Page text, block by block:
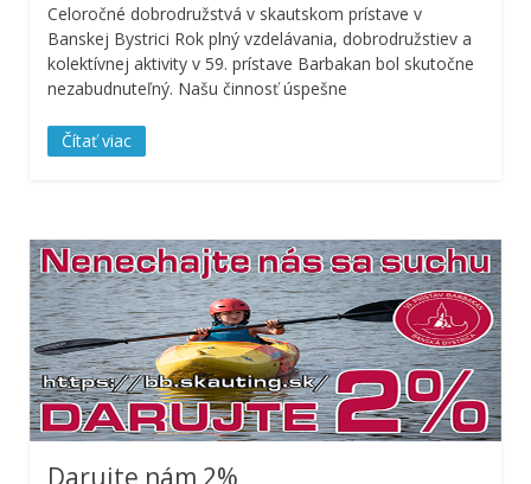
Celoročné dobrodružstvá v skautskom prístave v
Banskej Bystrici Rok plný vzdelávania, dobrodružstiev a
kolektívnej aktivity v 59. prístave Barbakan bol skutočne
nezabudnuteľný. Našu činnosť úspešne
Čítať viac
Darujte nám 2%